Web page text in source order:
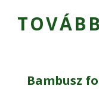
Bambusz